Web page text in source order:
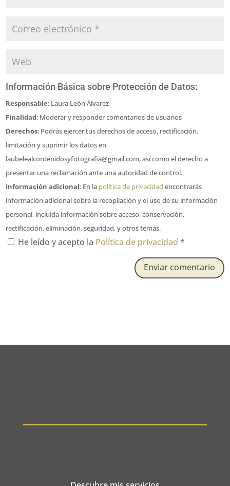
Información Básica sobre Protección de Datos:
Responsable: Laura León Álvarez
Finalidad: Moderar y responder comentarios de usuarios
Derechos: Podrás ejercer tus derechos de acceso, rectificación,
limitación y suprimir los datos en
laubelealcontenidosyfotografia@gmail.com, así como el derecho a
presentar una reclamación ante una autoridad de control.
Información adicional: En la política de privacidad encontrarás
información adicional sobre la recopilación y el uso de su información
personal, incluida información sobre acceso, conservación,
rectificación, eliminación, seguridad, y otros temas.
He leído y acepto la Política de privacidad*
Enviar comentario